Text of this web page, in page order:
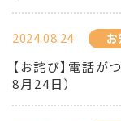
2024.08.24
【お詫び】電話が
8月24日）